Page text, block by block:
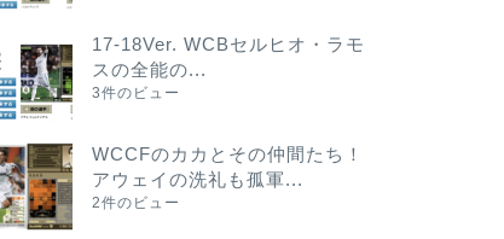
17-18Ver. WCBセルヒオ・ラモ
スの全能の...
3件のビュー
WCCFのカカとその仲間たち！
アウェイの洗礼も孤軍...
2件のビュー